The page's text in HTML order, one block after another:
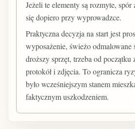
Jeżeli te elementy są rozmyte,
się dopiero przy wyprowadzce.
Praktyczna decyzja na start jest
wyposażenie, świeżo odmalowane
droższy sprzęt, trzeba od początku
protokół i zdjęcia. To ogranicza
było wcześniejszym stanem
faktycznym uszkodzeniem.